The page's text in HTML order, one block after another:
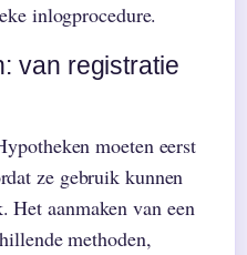
inlogprocedure.
van registratie
moeten eerst
ze gebruik kunnen
aanmaken van een
methoden,